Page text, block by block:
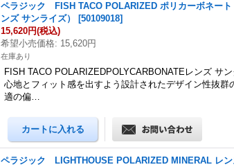
ペラジック FISH TACO POLARIZED ポリカーボネート
ンズ サンライズ）
[50109018]
15,620円(税込)
希望小売価格: 15,620円
在庫あり
FISH TACO POLARIZEDPOLYCARBONATEレンズ サ
心地とフィット感を出すよう設計されたデザイン性抜群
適の偏…
ペラジック LIGHTHOUSE POLARIZED MINERAL レ